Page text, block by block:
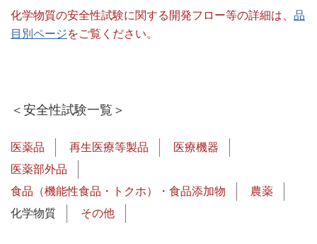
化学物質の安全性試験に関する開発フロー等の詳細は、 品
目別ページをご覧ください。
＜安全性試験一覧＞
医薬品 再生医療等製品
医療機器
医薬部外品
食品（機能性食品・トクホ）・食品添加物
農薬
化学物質
その他